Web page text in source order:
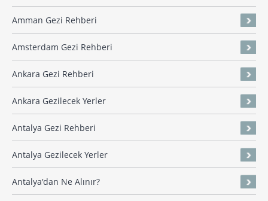
Amman Gezi Rehberi
Amsterdam Gezi Rehberi
Ankara Gezi Rehberi
Ankara Gezilecek Yerler
Antalya Gezi Rehberi
Antalya Gezilecek Yerler
Antalya'dan Ne Alınır?